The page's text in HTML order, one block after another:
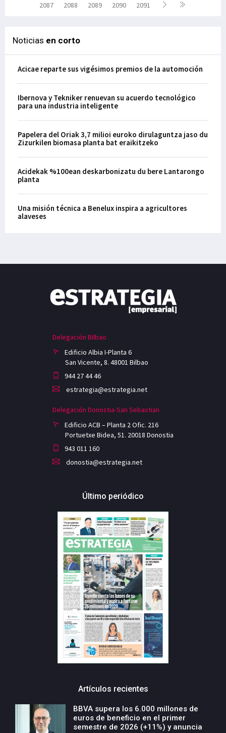
2087
2088 2089 2090 2091
Noticias en corto
Acicae reparte sus vigésimos premios de la automoción
Ibernova y Tekniker renuevan su acuerdo tecnológico
para una industria inteligente
Papelera del Oriak 3,7 milioi euroko dirulaguntza jaso du
Zizurkilen biomasa planta bat eraikitzeko
Acidekak %100ean deskarbonizatu du bere Lantarongo
planta
Una misión técnica a Benelux inspira a agricultores
alaveses
Delegación Bilbao
Edificio Albia I-Planta 6
San Vicente, 8. 48001 Bilbao
944 27 44 46
estrategia@estrategia.net
Delegación Donostia-San Sebastian
Edificio ACB – Planta 2 Ofic. 216
Portuetxe Bidea, 51. 20018 Donostia
943 011 160
donostia@estrategia.net
Último periódico
Artículos recientes
BBVA supera los 6.000 millones de
euros de beneficio en el primer
semestre de 2026 (+11%) y anuncia